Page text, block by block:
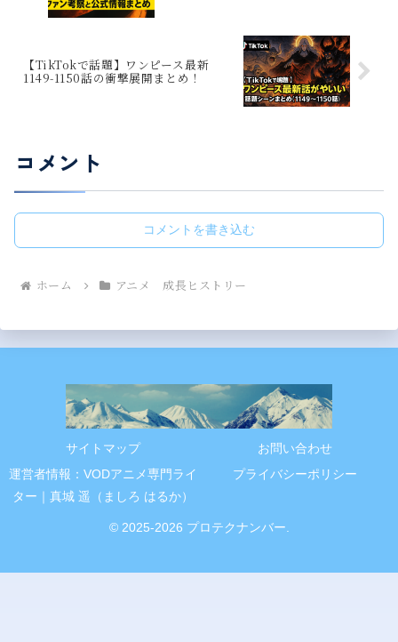
【TikTokで話題】ワンピース最新
1149‑1150話の衝撃展開まとめ！
コメント
コメントを書き込む
ホーム アニメ 成長ヒストリー
サイトマップ
お問い合わせ
運営者情報：VODアニメ専門ライ
ター｜真城 遥（ましろ はるか）
プライバシーポリシー
© 2025-2026 プロテクナンバー.